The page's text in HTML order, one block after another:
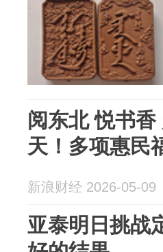
阅东北 悦书
天！多项惠民
新浪财经 2026-05-09
亚泰明日挑战